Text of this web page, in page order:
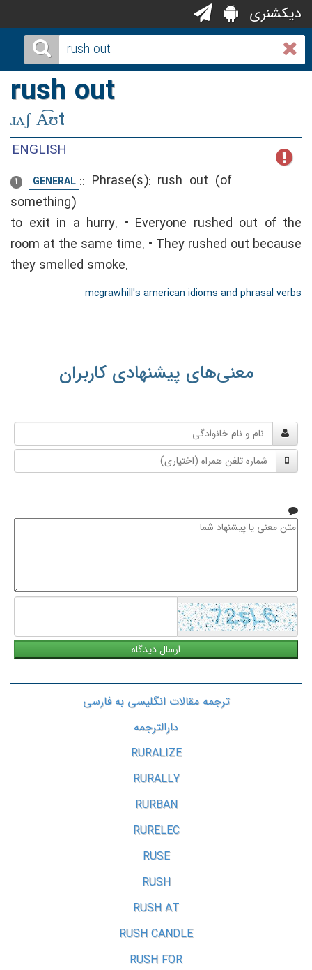
دیکشنری
rush out
ɹʌʃ A͡ʊt
ENGLISH
1 GENERAL :: Phrase(s): rush out (of
something)
to exit in a hurry. • Everyone rushed out of the
room at the same time. • They rushed out because
they smelled smoke.
mcgrawhill's american idioms and phrasal verbs
معنی‌های پیشنهادی کاربران
و
نام
خانوادگی
شماره
تلفن
متن
ترجمه مقالات انگلیسی به فارسی
دارالترجمه
RURALIZE
RURALLY
RURBAN
RURELEC
RUSE
RUSH
RUSH AT
RUSH CANDLE
RUSH FOR